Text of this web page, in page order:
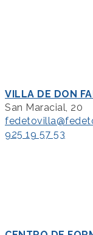
VILLA DE DON
San Maracial, 20
925 19 57 53